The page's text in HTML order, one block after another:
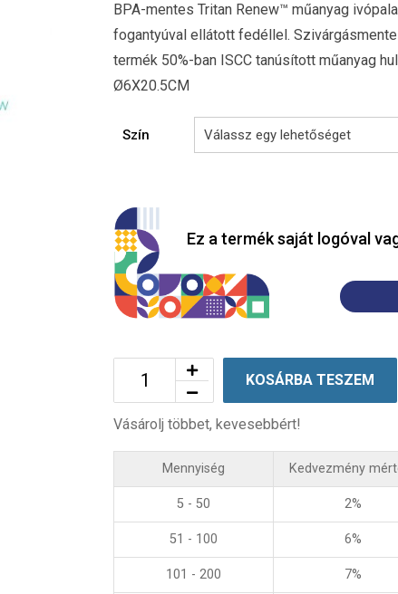
BPA-mentes Tritan Renew™ műanyag
fogantyúval ellátott fedéllel.
termék 50%-ban ISCC tanúsított műanyag
Ø6X20.5CM
Szín
Ez a termék saját logóval
KOSÁRBA TESZEM
Vásárolj többet, kevesebbért!
Mennyiség Kedvezmény
5 - 50 2%
51 - 100 6%
101 - 200 7%